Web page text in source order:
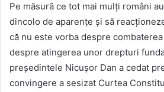
Pe măsură ce tot mai mulți români
dincolo de aparențe și să
că nu este vorba despre
despre atingerea unor drepturi
președintele Nicușor Dan a cedat
convingere a sesizat Curtea